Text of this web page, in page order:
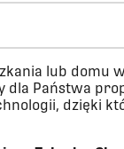
lub domu
dla Państwa
dzięki